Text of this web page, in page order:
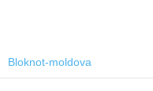
Bloknot-moldova